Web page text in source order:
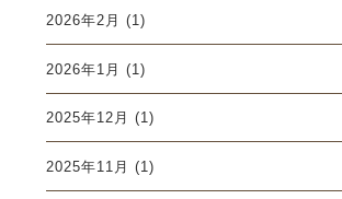
2026年2月 (1)
2026年1月 (1)
2025年12月 (1)
2025年11月 (1)